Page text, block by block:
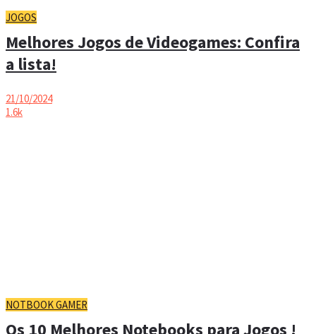
JOGOS
Melhores Jogos de Videogames: Confira
a lista!
21/10/2024
1.6k
NOTBOOK GAMER
Os 10 Melhores Notebooks para Jogos !